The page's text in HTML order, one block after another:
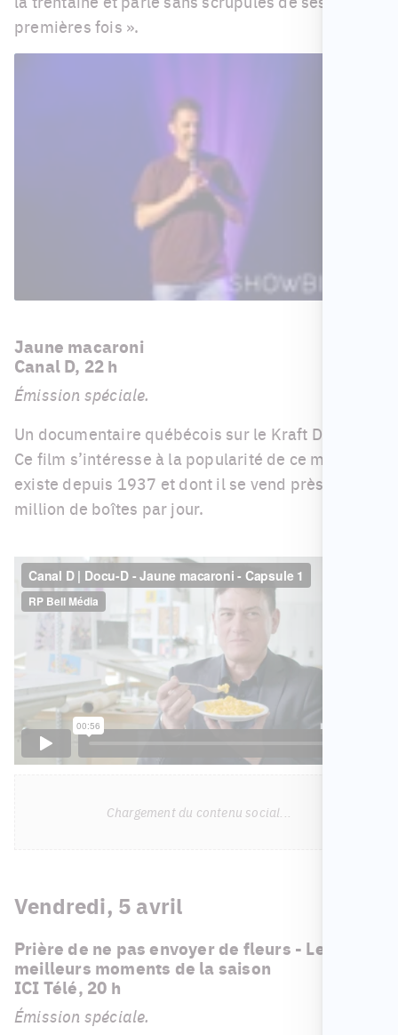
premières fois ».
Jaune macaroni
Canal D, 22 h
Émission spéciale.
Un documentaire québécois sur le Kraft Dinner!
Ce film s’intéresse à la popularité de ce mets qui
existe depuis 1937 et dont il se vend près d’un
million de boîtes par jour.
Chargement du contenu social...
Vendredi, 5 avril
Prière de ne pas envoyer de fleurs - Les
meilleurs moments de la saison
ICI Télé, 20 h
Émission spéciale.